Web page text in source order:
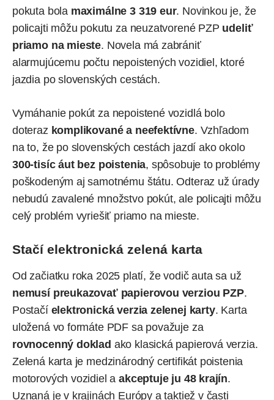
pokuta bola maximálne 3 319 eur. Novinkou je, že
policajti môžu pokutu za neuzatvorené PZP udeliť
priamo na mieste. Novela má zabrániť
alarmujúcemu počtu nepoistených vozidiel, ktoré
jazdia po slovenských cestách.
Vymáhanie pokút za nepoistené vozidlá bolo
doteraz komplikované a neefektívne. Vzhľadom
na to, že po slovenských cestách jazdí ako okolo
300-tisíc áut bez poistenia, spôsobuje to problémy
poškodeným aj samotnému štátu. Odteraz už úrady
nebudú zavalené množstvo pokút, ale policajti môžu
celý problém vyriešiť priamo na mieste.
Stačí elektronická zelená karta
Od začiatku roka 2025 platí, že vodič auta sa už
nemusí preukazovať papierovou verziou PZP.
Postačí elektronická verzia zelenej karty. Karta
uložená vo formáte PDF sa považuje za
rovnocenný doklad ako klasická papierová verzia.
Zelená karta je medzinárodný certifikát poistenia
motorových vozidiel aakceptuje ju 48 krajín.
Uznaná je v krajinách Európy a taktiež v časti